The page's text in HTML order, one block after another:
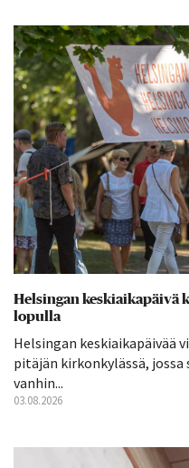
Helsingan keskiaikapäivä
lopulla
Helsingan keskiaikapäivää
pitäjän kirkonkylässä, jossa
vanhin...
03.08.2026